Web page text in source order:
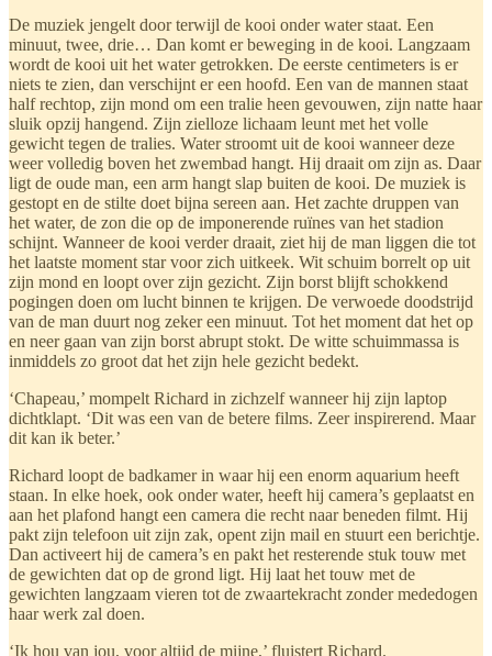
De muziek jengelt door terwijl de kooi onder water staat. Een
minuut, twee, drie… Dan komt er beweging in de kooi. Langzaam
wordt de kooi uit het water getrokken. De eerste centimeters is er
niets te zien, dan verschijnt er een hoofd. Een van de mannen staat
half rechtop, zijn mond om een tralie heen gevouwen, zijn natte haar
sluik opzij hangend. Zijn zielloze lichaam leunt met het volle
gewicht tegen de tralies. Water stroomt uit de kooi wanneer deze
weer volledig boven het zwembad hangt. Hij draait om zijn as. Daar
ligt de oude man, een arm hangt slap buiten de kooi. De muziek is
gestopt en de stilte doet bijna sereen aan. Het zachte druppen van
het water, de zon die op de imponerende ruïnes van het stadion
schijnt. Wanneer de kooi verder draait, ziet hij de man liggen die tot
het laatste moment star voor zich uitkeek. Wit schuim borrelt op uit
zijn mond en loopt over zijn gezicht. Zijn borst blijft schokkend
pogingen doen om lucht binnen te krijgen. De verwoede doodstrijd
van de man duurt nog zeker een minuut. Tot het moment dat het op
en neer gaan van zijn borst abrupt stokt. De witte schuimmassa is
inmiddels zo groot dat het zijn hele gezicht bedekt.
‘Chapeau,’ mompelt Richard in zichzelf wanneer hij zijn laptop
dichtklapt. ‘Dit was een van de betere films. Zeer inspirerend. Maar
dit kan ik beter.’
Richard loopt de badkamer in waar hij een enorm aquarium heeft
staan. In elke hoek, ook onder water, heeft hij camera’s geplaatst en
aan het plafond hangt een camera die recht naar beneden filmt. Hij
pakt zijn telefoon uit zijn zak, opent zijn mail en stuurt een berichtje.
Dan activeert hij de camera’s en pakt het resterende stuk touw met
de gewichten dat op de grond ligt. Hij laat het touw met de
gewichten langzaam vieren tot de zwaartekracht zonder mededogen
haar werk zal doen.
‘Ik hou van jou, voor altijd de mijne,’ fluistert Richard.